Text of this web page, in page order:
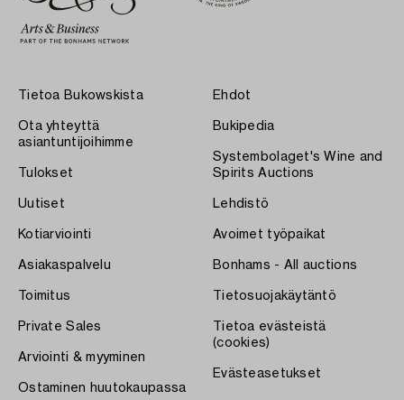
Tietoa Bukowskista
Ota yhteyttä
asiantuntijoihimme
Tulokset
Uutiset
Kotiarviointi
Asiakaspalvelu
Toimitus
Private Sales
Arviointi & myyminen
Ostaminen huutokaupassa
Ehdot
Bukipedia
Systembolaget's Wine and
Spirits Auctions
Lehdistö
Avoimet työpaikat
Bonhams - All auctions
Tietosuojakäytäntö
Tietoa evästeistä
(cookies)
Evästeasetukset